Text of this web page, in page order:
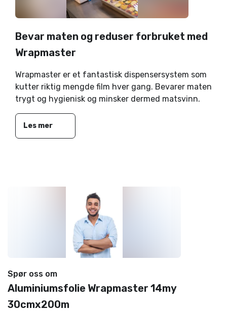
Bevar maten og reduser forbruket med
Wrapmaster
Wrapmaster er et fantastisk dispensersystem som
kutter riktig mengde film hver gang. Bevarer maten
trygt og hygienisk og minsker dermed matsvinn.
Les mer
Spør oss om
Aluminiumsfolie Wrapmaster 14my
30cmx200m